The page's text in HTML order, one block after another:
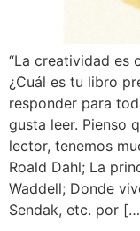
“La creatividad es
¿Cuál es tu libro
responder para
gusta leer. Pienso
lector, tenemos
Roald Dahl; La
Waddell; Donde
Sendak, etc. por